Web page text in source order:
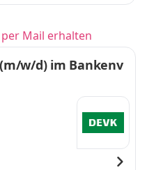
Mail erhalten
w/d) im Bankenv